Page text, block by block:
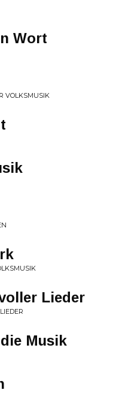
Wort
VOLKSMUSIK
Lieder
Musik